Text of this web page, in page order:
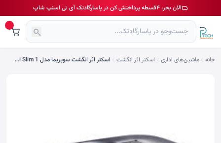
الان بخر، ۴قسطه پرداختش کن در پاسارگادتک آی تی اسنپ شاپ
خانه ماشین‌های اداری اسکنر اثر انگشت اسکنر اثر انگشت سوپریما مدل BioMini Slim 1 | استوک